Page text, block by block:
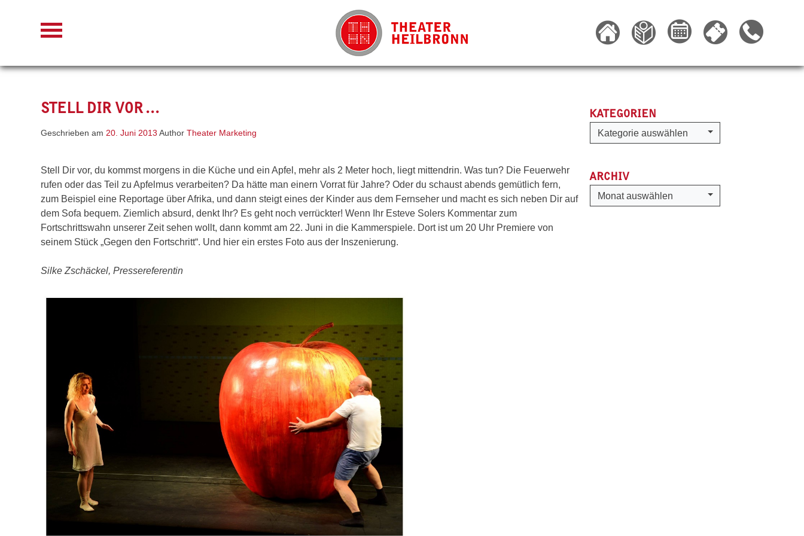
STELL DIR VOR …
Geschrieben am 20. Juni 2013 Author Theater Marketing
Stell Dir vor, du kommst morgens in die Küche und ein Apfel, mehr als 2 Meter hoch, liegt mittendrin. Was tun? Die Feuerwehr
rufen oder das Teil zu Apfelmus verarbeiten? Da hätte man einern Vorrat für Jahre? Oder du schaust abends gemütlich fern,
zum Beispiel eine Reportage über Afrika, und dann steigt eines der Kinder aus dem Fernseher und macht es sich neben Dir auf
dem Sofa bequem. Ziemlich absurd, denkt Ihr? Es geht noch verrückter! Wenn Ihr Esteve Solers Kommentar zum
Fortschrittswahn unserer Zeit sehen wollt, dann kommt am 22. Juni in die Kammerspiele. Dort ist um 20 Uhr Premiere von
seinem Stück „Gegen den Fortschritt“. Und hier ein erstes Foto aus der Inszenierung.
Silke Zschäckel, Pressereferentin
KATEGORIEN
Kategorien
Kategorie auswählen
ARCHIV
Archiv
Monat auswählen